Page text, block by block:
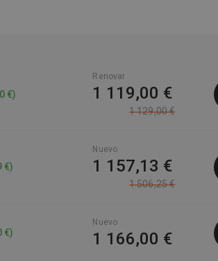
€)
Renovar
1 119,00 €
1 129,00 €
€)
Nuevo
1 157,13 €
1 506,25 €
€)
Nuevo
1 166,00 €